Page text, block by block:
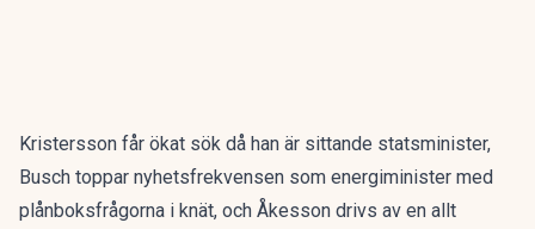
Kristersson får ökat sök då han är sittande statsminister,
Busch toppar nyhetsfrekvensen som energiminister med
plånboksfrågorna i knät, och Åkesson drivs av en allt